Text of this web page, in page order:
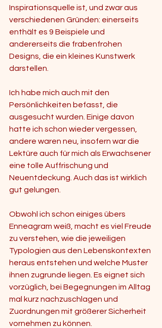
Inspirationsquelle ist, und zwar aus
verschiedenen Gründen: einerseits
enthält es 9 Beispiele und
andererseits die frabenfrohen
Designs, die ein kleines Kunstwerk
darstellen.
Ich habe mich auch mit den
Persönlichkeiten befasst, die
ausgesucht wurden. Einige davon
hatte ich schon wieder vergessen,
andere waren neu, insofern war die
Lektüre auch für mich als Erwachsener
eine tolle Auffrischung und
Neuentdeckung. Auch das ist wirklich
gut gelungen.
Obwohl ich schon einiges übers
Enneagram weiß, macht es viel Freude
zu verstehen, wie die jeweiligen
Typologien aus den Lebenskontexten
heraus entstehen und welche Muster
ihnen zugrunde liegen. Es eignet sich
vorzüglich, bei Begegnungen im Alltag
mal kurz nachzuschlagen und
Zuordnungen mit größerer Sicherheit
vornehmen zu können.